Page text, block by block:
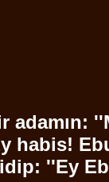
adamın:
habis!
''Ey